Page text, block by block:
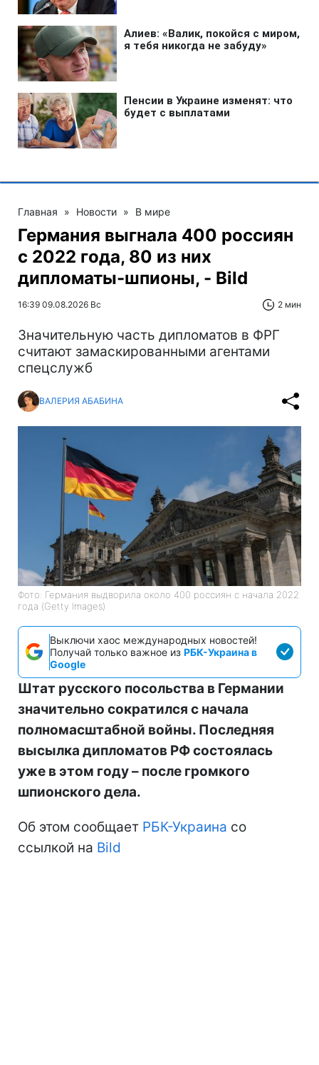
Главная » Новости » В мире
Германия выгнала 400 россиян
с 2022 года, 80 из них
дипломаты-шпионы, - Bild
16:39 09.08.2026 Вс 2 мин
Значительную часть дипломатов в ФРГ
считают замаскированными агентами
спецслужб
ВАЛЕРИЯ АБАБИНА
Фото: Германия выдворила около 400 россиян с начала 2022
года (Getty Images)
Выключи хаос международных новостей!
Получай только важное из РБК-Украина в
Google
Штат русского посольства в Германии
значительно сократился с начала
полномасштабной войны. Последняя
высылка дипломатов РФ состоялась
уже в этом году – после громкого
шпионского дела.
Об этом сообщает РБК-Украина со
ссылкой на Bild